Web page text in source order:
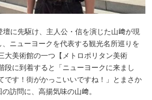
に先駆け、主人公・信を演じた山﨑が現
ニューヨークを代表する観光名所巡りを
大美術館の一つ【メトロポリタン美術
段に到着すると「ニューヨークに来まし
です！街がかっこいいですね！」とまさか
訪問に、高揚気味の山﨑。